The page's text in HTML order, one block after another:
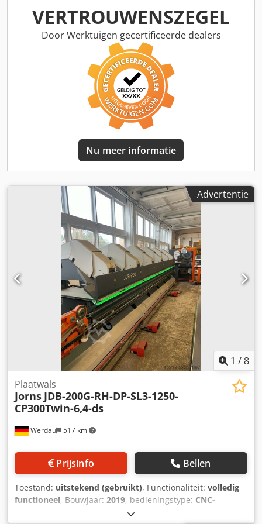
VERTROUWENSZEGEL
Door Werktuigen gecertificeerde dealers
Nu meer informatie
Advertentie
1 /8
Werdau 517 km
Plaatwals
Jorns JDB-200G-RH-DP-SL3-1250-
CP300Twin-6,4-ds
Prijsinfo Bellen
Toestand: uitstekend (gebruikt), Functionaliteit: volledig
functioneel, Bouwjaar: 2019, bedieningstype: CNC-
, mate van automatisering: